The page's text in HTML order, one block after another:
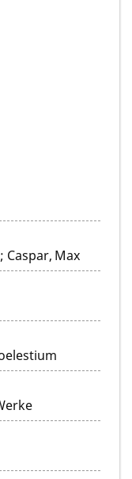
Caspar, Max